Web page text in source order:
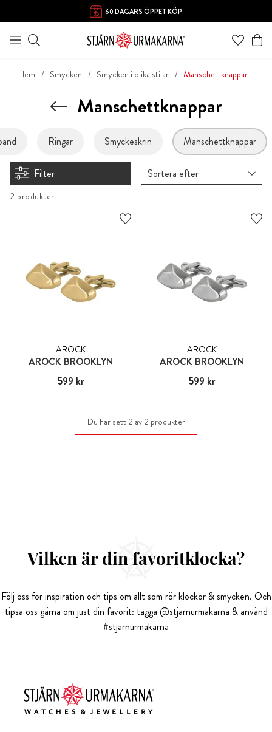
60 DAGARS ÖPPET KÖP
Hem Smycken Smycken i olika stilar Manschettknappar
Manschettknappar
Ringar Smyckeskrin Manschettknappar
Filter Sortera efter
2 produkter
AROCK
AROCK BROOKLYN
Pris:599 kr
599 kr
AROCK
AROCK BROOKLYN
Pris:599 kr
599 kr
Du har sett 2 av 2 produkter
Vilken är din favoritklocka?
Följ oss för inspiration och tips om allt som rör klockor & smycken. Och
tipsa oss gärna om just din favorit: tagga @stjarnurmakarna & använd
#stjarnurmakarna